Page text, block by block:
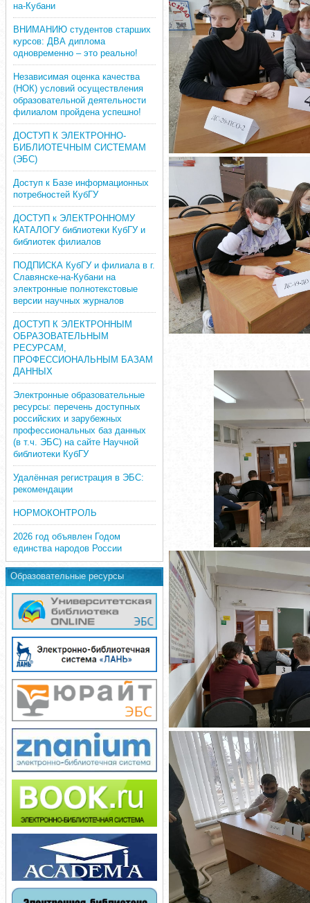
на-Кубани
ВНИМАНИЮ студентов старших
курсов: ДВА диплома
одновременно – это реально!
Независимая оценка качества
(НОК) условий осуществления
образовательной деятельности
филиалом пройдена успешно!
ДОСТУП К ЭЛЕКТРОННО-
БИБЛИОТЕЧНЫМ СИСТЕМАМ
(ЭБС)
Доступ к Базе информационных
потребностей КубГУ
ДОСТУП к ЭЛЕКТРОННОМУ
КАТАЛОГУ библиотеки КубГУ и
библиотек филиалов
ПОДПИСКА КубГУ и филиала в г.
Славянске-на-Кубани на
электронные полнотекстовые
версии научных журналов
ДОСТУП К ЭЛЕКТРОННЫМ
ОБРАЗОВАТЕЛЬНЫМ
РЕСУРСАМ,
ПРОФЕССИОНАЛЬНЫМ БАЗАМ
ДАННЫХ
Электронные образовательные
ресурсы: перечень доступных
российских и зарубежных
профессиональных баз данных
(в т.ч. ЭБС) на сайте Научной
библиотеки КубГУ
Удалённая регистрация в ЭБС:
рекомендации
НОРМОКОНТРОЛЬ
2026 год объявлен Годом
единства народов России
Образовательные ресурсы